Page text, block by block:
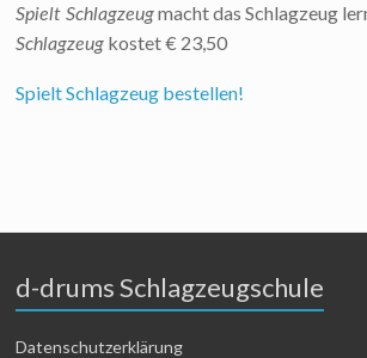
Spielt Schlagzeugmacht das Schlagzeug
Schlagzeug kostet € 23,50
Spielt Schlagzeug bestellen!
d-drums Schlagzeugschule
Datenschutzerklärung